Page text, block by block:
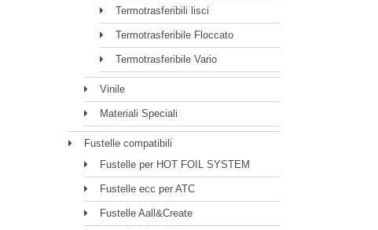
Termotrasferibili lisci
Termotrasferibile Floccato
Termotrasferibile Vario
Vinile
Materiali Speciali
Fustelle compatibili
Fustelle per HOT FOIL SYSTEM
Fustelle ecc per ATC
Fustelle Aall&Create